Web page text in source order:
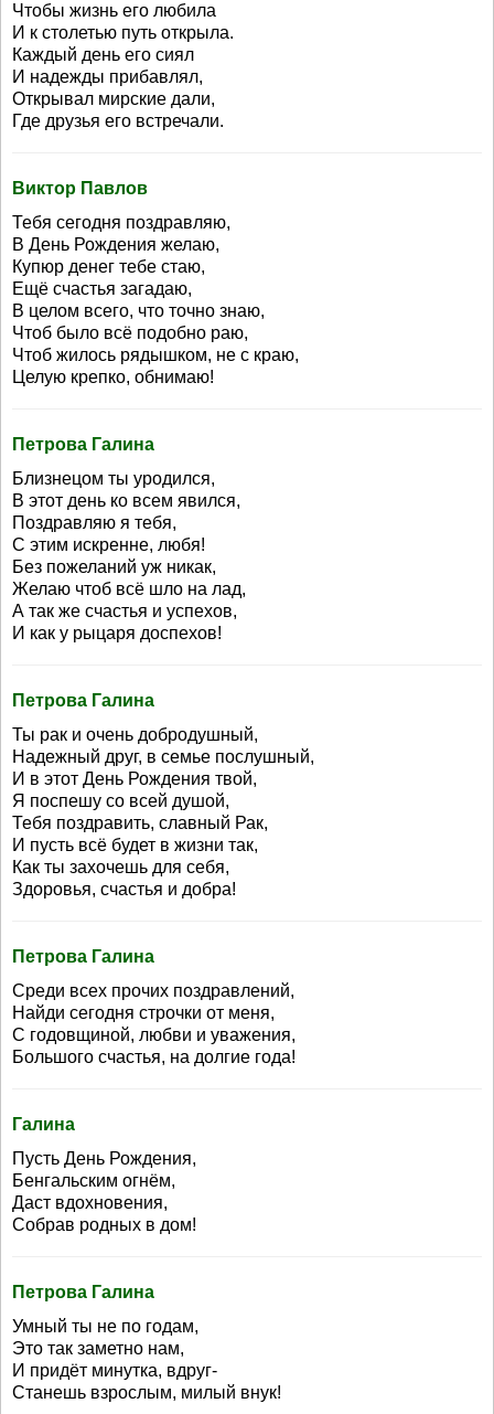
Чтобы жизнь его любила
И к столетью путь открыла.
Каждый день его сиял
И надежды прибавлял,
Открывал мирские дали,
Где друзья его встречали.
Виктор Павлов
Тебя сегодня поздравляю,
В День Рождения желаю,
Купюр денег тебе стаю,
Ещё счастья загадаю,
В целом всего, что точно знаю,
Чтоб было всё подобно раю,
Чтоб жилось рядышком, не с краю,
Целую крепко, обнимаю!
Петрова Галина
Близнецом ты уродился,
В этот день ко всем явился,
Поздравляю я тебя,
С этим искренне, любя!
Без пожеланий уж никак,
Желаю чтоб всё шло на лад,
А так же счастья и успехов,
И как у рыцаря доспехов!
Петрова Галина
Ты рак и очень добродушный,
Надежный друг, в семье послушный,
И в этот День Рождения твой,
Я поспешу со всей душой,
Тебя поздравить, славный Рак,
И пусть всё будет в жизни так,
Как ты захочешь для себя,
Здоровья, счастья и добра!
Петрова Галина
Среди всех прочих поздравлений,
Найди сегодня строчки от меня,
С годовщиной, любви и уважения,
Большого счастья, на долгие года!
Галина
Пусть День Рождения,
Бенгальским огнём,
Даст вдохновения,
Собрав родных в дом!
Петрова Галина
Умный ты не по годам,
Это так заметно нам,
И придёт минутка, вдруг-
Станешь взрослым, милый внук!